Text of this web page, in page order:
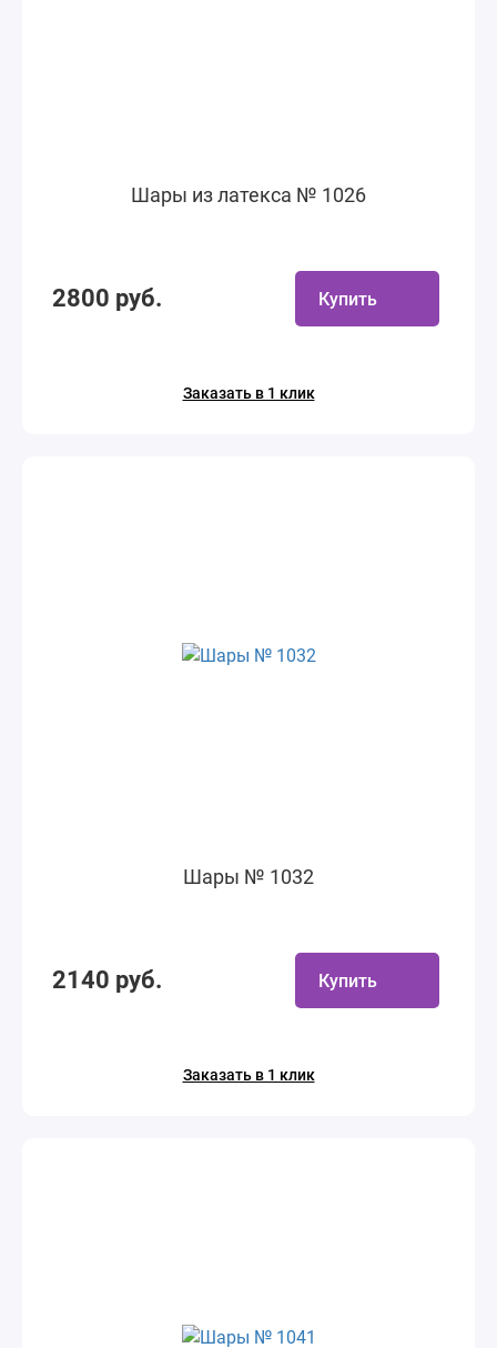
Шары из латекса № 1026
2800 руб. Купить
Заказать в 1 клик
Шары № 1032
2140 руб. Купить
Заказать в 1 клик